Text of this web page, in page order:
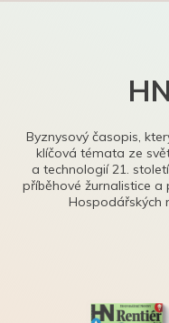
Byznysový časopis,
klíčová témata ze
a technologií 21.
příběhové žurnalistice
Hospodářských